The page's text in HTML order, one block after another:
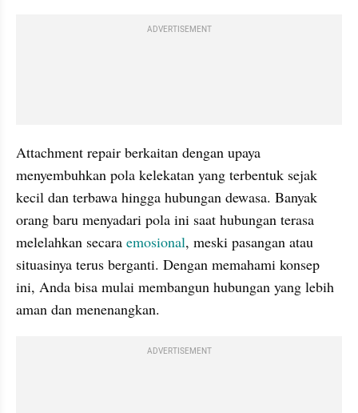
ADVERTISEMENT
Attachment repair berkaitan dengan upaya
menyembuhkan pola kelekatan yang terbentuk sejak
kecil dan terbawa hingga hubungan dewasa. Banyak
orang baru menyadari pola ini saat hubungan terasa
melelahkan secara emosional, meski pasangan atau
situasinya terus berganti. Dengan memahami konsep
ini, Anda bisa mulai membangun hubungan yang lebih
aman dan menenangkan.
ADVERTISEMENT